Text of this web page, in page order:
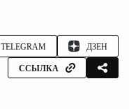
TELEGRAM ДЗЕН
ССЫЛКА